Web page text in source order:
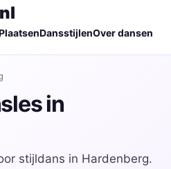
DansstijlenOver dansen
in
stijldans in Hardenberg.